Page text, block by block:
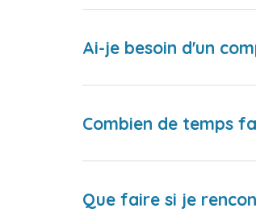
Ai-je besoin d'un
Combien de temps
Que faire si je